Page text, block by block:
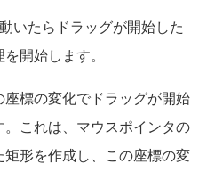
いたらドラッグが開始した
開始します。
標の変化でドラッグが開始
これは、マウスポインタの
形を作成し、この座標の変